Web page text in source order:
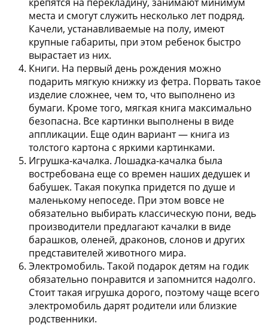
места и смогут служить несколько лет подряд.
Качели, устанавливаемые на полу, имеют
крупные габариты, при этом ребенок быстро
вырастает из них.
Книги. На первый день рождения можно
подарить мягкую книжку из фетра. Порвать такое
изделие сложнее, чем то, что выполнено из
бумаги. Кроме того, мягкая книга максимально
безопасна. Все картинки выполнены в виде
аппликации. Еще один вариант — книга из
толстого картона с яркими картинками.
Игрушка-качалка. Лошадка-качалка была
востребована еще со времен наших дедушек и
бабушек. Такая покупка придется по душе и
маленькому непоседе. При этом вовсе не
обязательно выбирать классическую пони, ведь
производители предлагают качалки в виде
барашков, оленей, драконов, слонов и других
представителей животного мира.
Электромобиль. Такой подарок детям на годик
обязательно понравится и запомнится надолго.
Стоит такая игрушка дорого, поэтому чаще всего
электромобиль дарят родители или близкие
родственники.